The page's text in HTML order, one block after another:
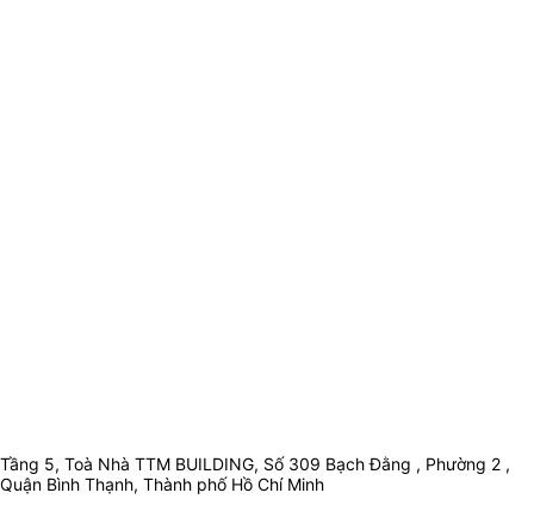
Tầng 5, Toà Nhà TTM BUILDING, Số 309 Bạch Đằng , Phường 2 ,
Quận Bình Thạnh, Thành phố Hồ Chí Minh